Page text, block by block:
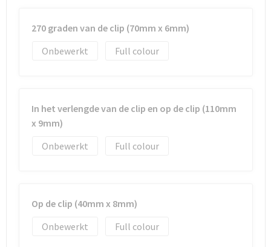
Toilettassen
Goodiebags
270 graden van de clip (70mm x 6mm)
Onbewerkt
Full colour
In het verlengde van de clip en op de clip (110mm
x 9mm)
Onbewerkt
Full colour
Op de clip (40mm x 8mm)
Onbewerkt
Full colour